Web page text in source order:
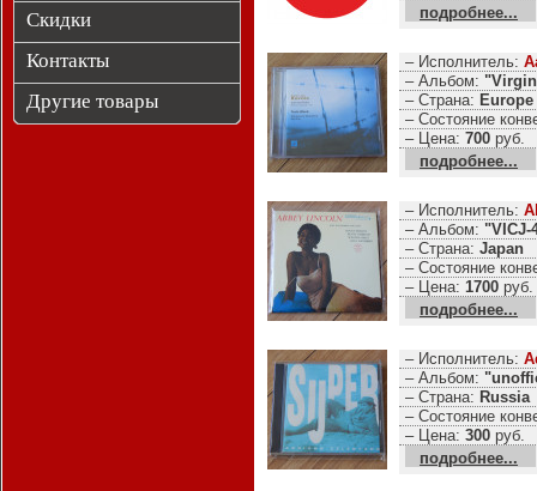
Скидки
Контакты
Другие товары
подробнее...
– Исполнитель:
– Альбом: "Virgin
– Страна: Europe
– Состояние
– Цена: 700 руб.
подробнее...
– Исполнитель:
– Альбом: "VICJ-
– Страна: Japan
– Состояние
– Цена: 1700 руб.
подробнее...
– Исполнитель:
– Альбом:
– Страна: Russia
– Состояние
– Цена: 300 руб.
подробнее...